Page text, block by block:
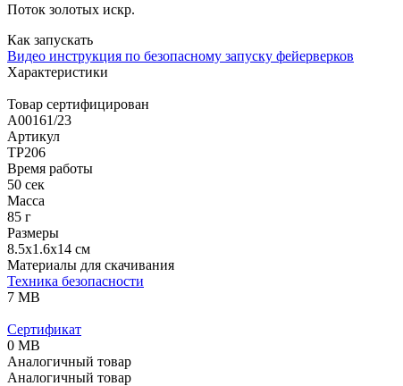
Поток золотых искр.
Как запускать
Видео инструкция по безопасному запуску фейерверков
Характеристики
Товар сертифицирован
A00161/23
Артикул
ТР206
Время работы
50 сек
Масса
85 г
Размеры
8.5x1.6x14 см
Материалы для скачивания
Техника безопасности
7 MB
Сертификат
0 MB
Аналогичный товар
Аналогичный товар